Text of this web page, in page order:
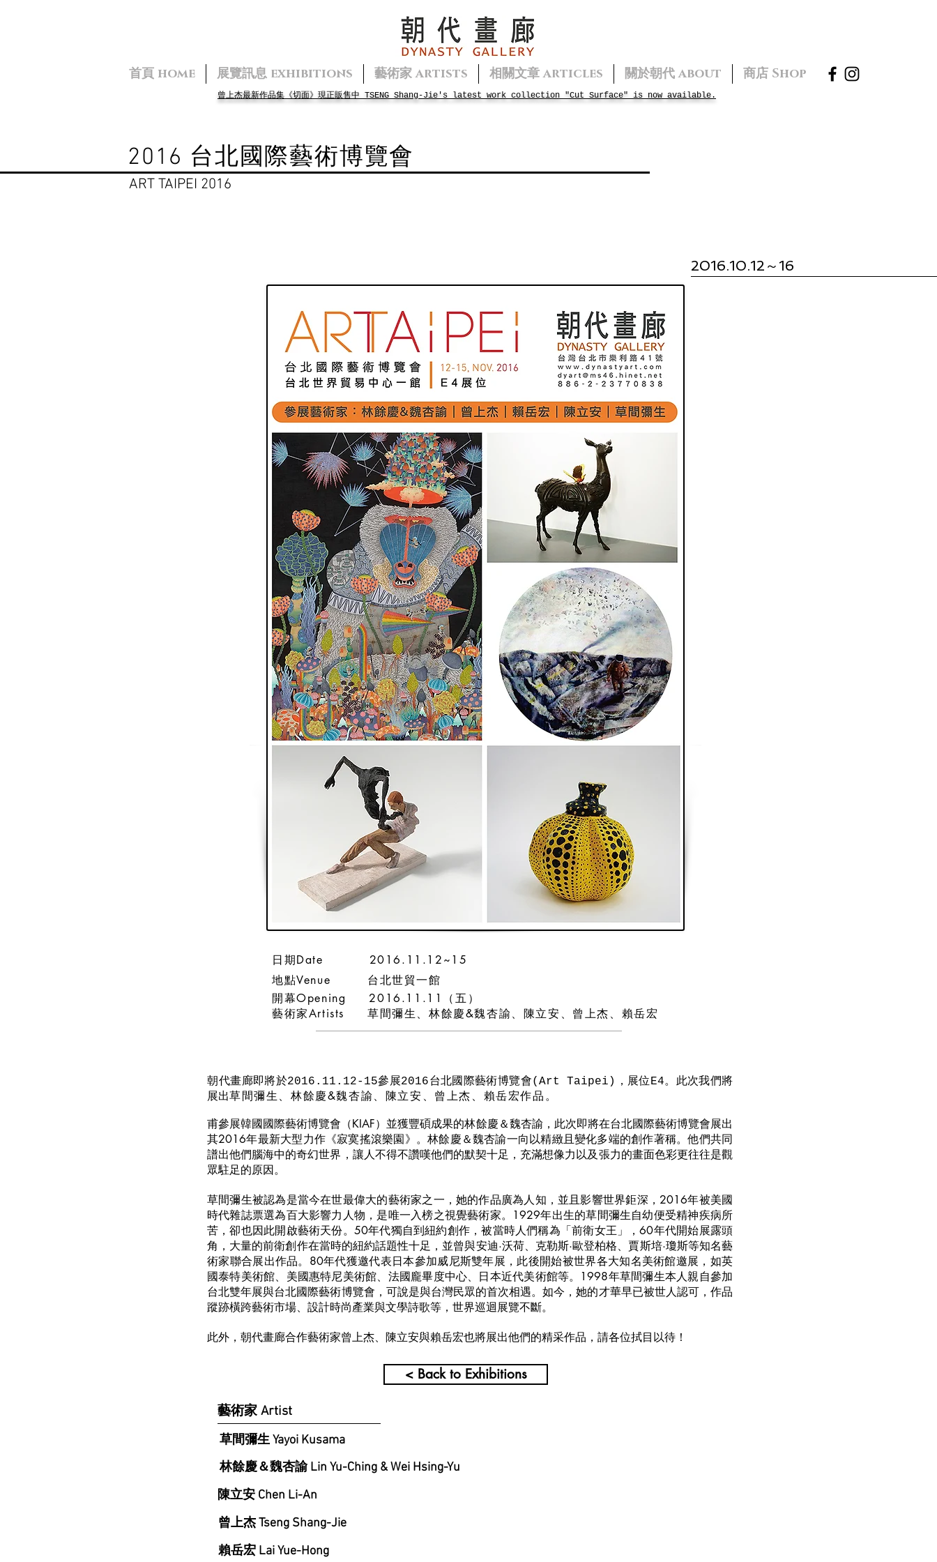
首頁 home 展覽訊息 exhibitions 藝術家 artists 相關文章 articles 關於朝代 about 商店 Shop
曾上杰最新作品集《切面》現正販售中 TSENG Shang-Jie's latest work collection "Cut Surface" is now available.
2016 台北國際藝術博覽會
ART TAIPEI 2016
2016.10.12～16
日期Date 2016.11.12~15
地點Venue 台北世貿一館
開幕Opening 2016.11.11（五）
藝術家Artists 草間彌生、林餘慶&魏杏諭、陳立安、曾上杰、賴岳宏
​朝代畫廊即將於2016.11.12-15參展2016台北國際藝術博覽會(Art Taipei)，展位E4。此次我們將
展出草間彌生、林餘慶&魏杏諭、陳立安、曾上杰、賴岳宏作品。
甫參展韓國國際藝術博覽會（KIAF）並獲豐碩成果的林餘慶＆魏杏諭，此次即將在台北國際藝術博覽會展出
其2016年最新大型力作《寂寞搖滾樂園》。林餘慶＆魏杏諭一向以精緻且變化多端的創作著稱。他們共同
譜出他們腦海中的奇幻世界，讓人不得不讚嘆他們的默契十足，充滿想像力以及張力的畫面色彩更往往是觀
眾駐足的原因。
草間彌生被認為是當今在世最偉大的藝術家之一，她的作品廣為人知，並且影響世界鉅深，2016年被美國
時代雜誌票選為百大影響力人物，是唯一入榜之視覺藝術家。 1929年出生的草間彌生自幼便受精神疾病所
苦，卻也因此開啟藝術天份。50年代獨自到紐約創作，被當時人們稱為「前衛女王」，60年代開始展露頭
角，大量的前衛創作在當時的紐約話題性十足，並曾與安迪·沃荷、克勒斯·歐登柏格、賈斯培·瓊斯等知名藝
術家聯合展出作品。80年代獲邀代表日本參加威尼斯雙年展，此後開始被世界各大知名美術館邀展，如英
國泰特美術館、美國惠特尼美術館、法國龐畢度中心、日本近代美術館等。1998年草間彌生本人親自參加
台北雙年展與台北國際藝術博覽會，可說是與台灣民眾的首次相遇。如今，她的才華早已被世人認可，作品
蹤跡橫跨藝術市場、設計時尚產業與文學詩歌等，世界巡迴展覽不斷。
此外，朝代畫廊合作藝術家曾上杰、陳立安與賴岳宏也將展出他們的精采作品，請各位拭目以待！
< Back to Exhibitions
藝術家 Artist
草間彌生 Yayoi Kusama
林餘慶＆魏杏諭 Lin Yu-Ching & Wei Hsing-Yu
陳立安 Chen Li-An
曾上杰 Tseng Shang-Jie
賴岳宏 Lai Yue-Hong